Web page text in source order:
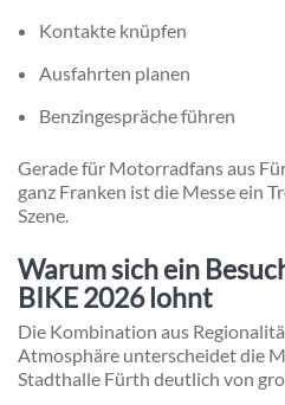
Kontakte knüpfen
Ausfahrten planen
Benzingespräche führen
Gerade für Motorradfans aus
ganz Franken ist die Messe ein
Szene.
Warum sich ein
BIKE 2026 lohnt
Die Kombination aus
Atmosphäre unterscheidet die
Stadthalle Fürth deutlich von